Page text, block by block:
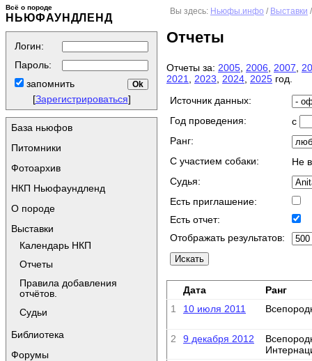
Всё о породе
НЬЮФАУНДЛЕНД
Логин:
Пароль:
запомнить
[Зарегистрироваться]
База ньюфов
Питомники
Фотоархив
НКП Ньюфаундленд
О породе
Выставки
Календарь НКП
Отчеты
Правила добавления
отчётов.
Судьи
Библиотека
Форумы
Вы здесь: Ньюфы.инфо / Выставки
Отчеты
Отчеты за: 2005 2006 2007
2021
2023 2024 2025 год.
Источник данных:
Год проведения:
с
Ранг:
C участием собаки:
Не
Судья:
Есть приглашение:
Есть отчет:
Отображать результатов:
Дата
Ранг
1
10 июля 2011
2 9 декабря 2012